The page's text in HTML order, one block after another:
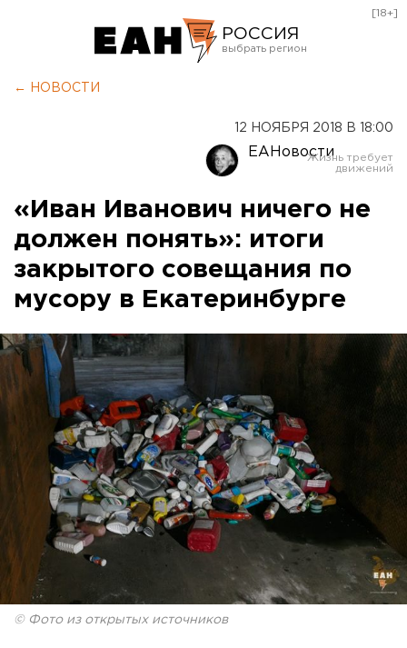
РОССИЯ
Оренбург
[18+]
← НОВОСТИ
12 НОЯБРЯ 2018 В 18:00
ЕАНовости
«Иван Иванович ничего не
должен понять»: итоги
закрытого совещания по
мусору в Екатеринбурге
© Фото из открытых источников